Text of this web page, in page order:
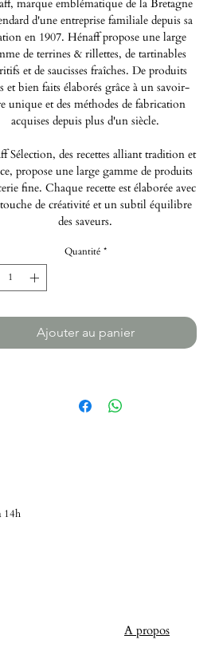
marque emblématique de la Bretagne
d'une entreprise familiale depuis sa
en 1907. Hénaff propose une large
de terrines & rillettes, de tartinables
et de saucisses fraîches. De produits
et bien faits élaborés grâce à un savoir-
unique et des méthodes de fabrication
acquises depuis plus d'un siècle.
Sélection, des recettes alliant tradition et
propose une large gamme de produits
fine. Chaque recette est élaborée avec
de créativité et un subtil équilibre
des saveurs.
Quantité *
Ajouter au panier
14h
A propos